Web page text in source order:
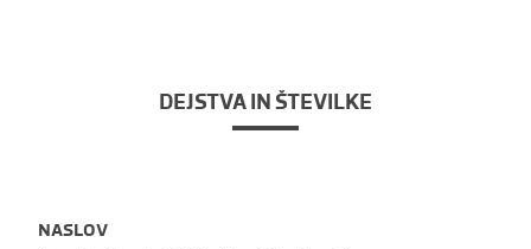
DEJSTVA IN ŠTEVILKE
NASLOV